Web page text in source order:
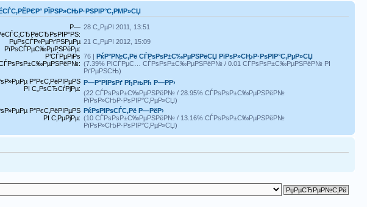
РЇРЅР»СЊР·РЅРІР°С‚РΜР»СЏ
Р— 28 С„РµРІ 2011, 13:51
РџРѕСЃР»РµРґРЅРµРµ
РїРѕСЃРµС‰РµРЅРёРµ:
21 С„РµРІ 2012, 15:09
Р’СЃРµРіРѕ 76 | РќР°Р№С‚Рё СЃРѕРѕР±С‰РµРЅРёСЏ РїРѕР»СЊР·РѕРІР°С‚РµР»СЏ
(7.39% РІСЃРµС… СЃРѕРѕР±С‰РµРЅРёР№ / 0.01 СЃРѕРѕР±С‰РµРЅРёР№ РІ
РґРµРЅСЊ)
Р°РєС‚РёРІРµРЅ
РІ С„РѕСЂСѓРјРµ:
Р—Р°РІРѕРґ РђРњРћ Р—РР›
(22 СЃРѕРѕР±С‰РµРЅРёР№ / 28.95% СЃРѕРѕР±С‰РµРЅРёР№
РїРѕР»СЊР·РѕРІР°С‚РµР»СЏ)
Р°РєС‚РёРІРµРЅ
РІ С‚РµРјРµ:
РќРѕРІРѕСЃС‚Рё Р—РёР›
(10 СЃРѕРѕР±С‰РµРЅРёР№ / 13.16% СЃРѕРѕР±С‰РµРЅРёР№
РїРѕР»СЊР·РѕРІР°С‚РµР»СЏ)